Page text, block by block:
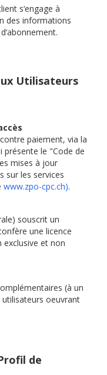
s‘engage à
des informations
Utilisateurs
paiement, via la
présente le "Code de
mises à jour
sur les services
www.zpo-cpc.ch).
souscrit un
une licence
exclusive et non
(à un
utilisateurs oeuvrant
de